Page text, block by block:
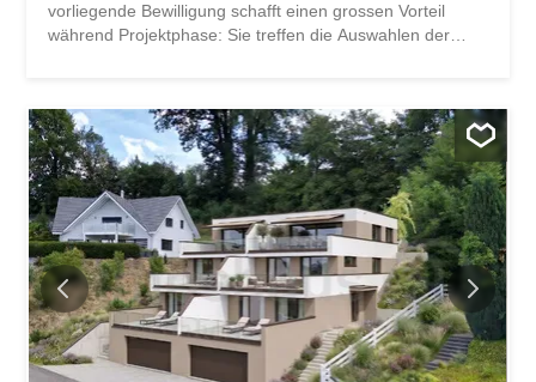
vorliegende Bewilligung schafft einen grossen Vorteil
während Projektphase: Sie treffen die Auswahlen der
Einfamilienhaus inkl. grosszügigem Bauland und
Erschliessungskosten Hausidee Happy Family
individualisiert Neubau in Massivbauweise mit
Endfixpreisgarantie Überdurchschnittliche
Grundstücksgrösse - viel Platz für Ihre Ideen
Teilunterkellerung Reduit Spots im Eingangs- und
Kochbereich elektrische Storen im ganzen Haus Küche
und Waschraum werden mit hochwertigen V-ZUG
Geräten ausgestattet Bodenheizung und moderne Luft-
Wasser-Wärmepumpe Kindergarten, Grundschule und
Oberschule sind gut erreichbar. idyllische Umgebung
mitten im Grünen und nahe der Emme Heimiswil ist ein